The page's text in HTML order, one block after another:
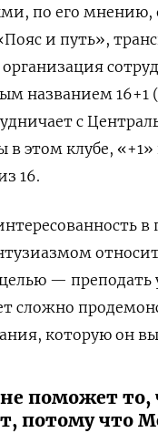
по его
и путь»,
названием 16+1
с
этом клубе,
16.
— преподать
сложно
которую он
поможет то,
потому что